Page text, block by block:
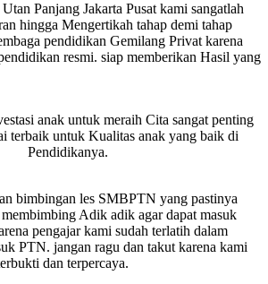
Panjang Jakarta Pusat kami sangatlah
hingga Mengertikah tahap demi tahap
pendidikan Gemilang Privat karena
resmi. siap memberikan Hasil yang
anak untuk meraih Cita sangat penting
terbaik untuk Kualitas anak yang baik di
Pendidikanya.
bimbingan les SMBPTN yang pastinya
Adik adik agar dapat masuk
pengajar kami sudah terlatih dalam
PTN. jangan ragu dan takut karena kami
dan terpercaya.